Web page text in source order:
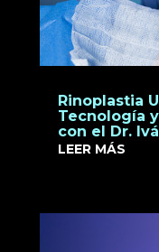
Rinoplastia
Tecnología
con el Dr.
LEER MÁS